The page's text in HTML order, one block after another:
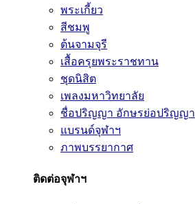
พระเกี้ยว
สีชมพู
ต้นจามจุรี
เสื้อครุยพระราชทาน
ชุดนิสิต
เพลงมหาวิทยาลัย
ชื่อปริญญา อักษรย่อปริญญา
แบรนด์จุฬาฯ
ภาพบรรยากาศ
ติดต่อจุฬาฯ